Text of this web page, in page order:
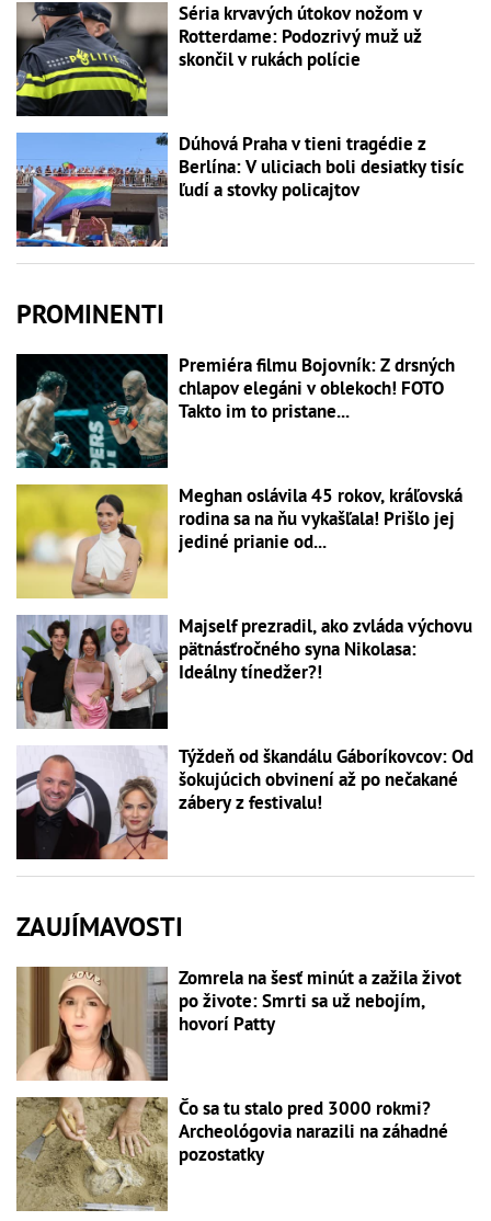
Séria krvavých útokov nožom v
Rotterdame: Podozrivý muž už
skončil v rukách polície
Dúhová Praha v tieni tragédie z
Berlína: V uliciach boli desiatky tisíc
ľudí a stovky policajtov
PROMINENTI
Premiéra filmu Bojovník: Z drsných
chlapov elegáni v oblekoch! FOTO
Takto im to pristane...
Meghan oslávila 45 rokov, kráľovská
rodina sa na ňu vykašľala! Prišlo jej
jediné prianie od...
Majself prezradil, ako zvláda výchovu
pätnásťročného syna Nikolasa:
Ideálny tínedžer?!
Týždeň od škandálu Gáboríkovcov: Od
šokujúcich obvinení až po nečakané
zábery z festivalu!
ZAUJÍMAVOSTI
Zomrela na šesť minút a zažila život
po živote: Smrti sa už nebojím,
hovorí Patty
Čo sa tu stalo pred 3000 rokmi?
Archeológovia narazili na záhadné
pozostatky